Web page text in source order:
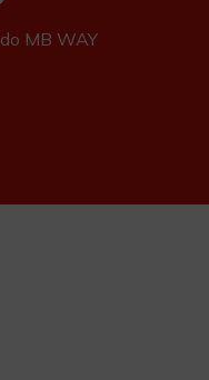
do MB WAY